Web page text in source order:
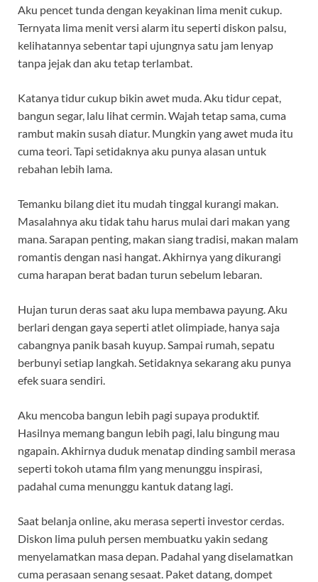
Aku pencet tunda dengan keyakinan lima menit cukup.
Ternyata lima menit versi alarm itu seperti diskon palsu,
kelihatannya sebentar tapi ujungnya satu jam lenyap
tanpa jejak dan aku tetap terlambat.
Katanya tidur cukup bikin awet muda. Aku tidur cepat,
bangun segar, lalu lihat cermin. Wajah tetap sama, cuma
rambut makin susah diatur. Mungkin yang awet muda itu
cuma teori. Tapi setidaknya aku punya alasan untuk
rebahan lebih lama.
Temanku bilang diet itu mudah tinggal kurangi makan.
Masalahnya aku tidak tahu harus mulai dari makan yang
mana. Sarapan penting, makan siang tradisi, makan malam
romantis dengan nasi hangat. Akhirnya yang dikurangi
cuma harapan berat badan turun sebelum lebaran.
Hujan turun deras saat aku lupa membawa payung. Aku
berlari dengan gaya seperti atlet olimpiade, hanya saja
cabangnya panik basah kuyup. Sampai rumah, sepatu
berbunyi setiap langkah. Setidaknya sekarang aku punya
efek suara sendiri.
Aku mencoba bangun lebih pagi supaya produktif.
Hasilnya memang bangun lebih pagi, lalu bingung mau
ngapain. Akhirnya duduk menatap dinding sambil merasa
seperti tokoh utama film yang menunggu inspirasi,
padahal cuma menunggu kantuk datang lagi.
Saat belanja online, aku merasa seperti investor cerdas.
Diskon lima puluh persen membuatku yakin sedang
menyelamatkan masa depan. Padahal yang diselamatkan
cuma perasaan senang sesaat. Paket datang, dompet